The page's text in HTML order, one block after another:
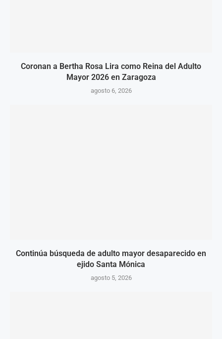
Coronan a Bertha Rosa Lira como Reina del Adulto
Mayor 2026 en Zaragoza
agosto 6, 2026
Continúa búsqueda de adulto mayor desaparecido en
ejido Santa Mónica
agosto 5, 2026